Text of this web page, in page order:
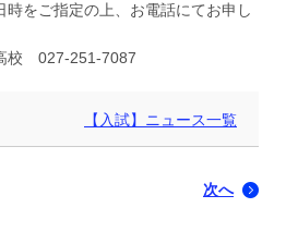
をご指定の上、お電話にてお申し
027-251-7087
【入試】ニュース一覧
次へ